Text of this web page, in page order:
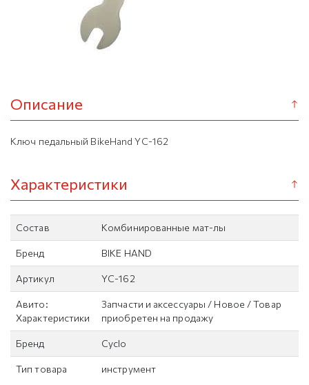
Описание
Ключ педальный BikeHand YC-162
Характеристики
Состав Комбинированные мат-лы
Бренд BIKE HAND
Артикул YC-162
Авито:
Характеристики
Запчасти и аксессуары / Новое / Товар
приобретен на продажу
Бренд Cyclo
Тип товара инструмент